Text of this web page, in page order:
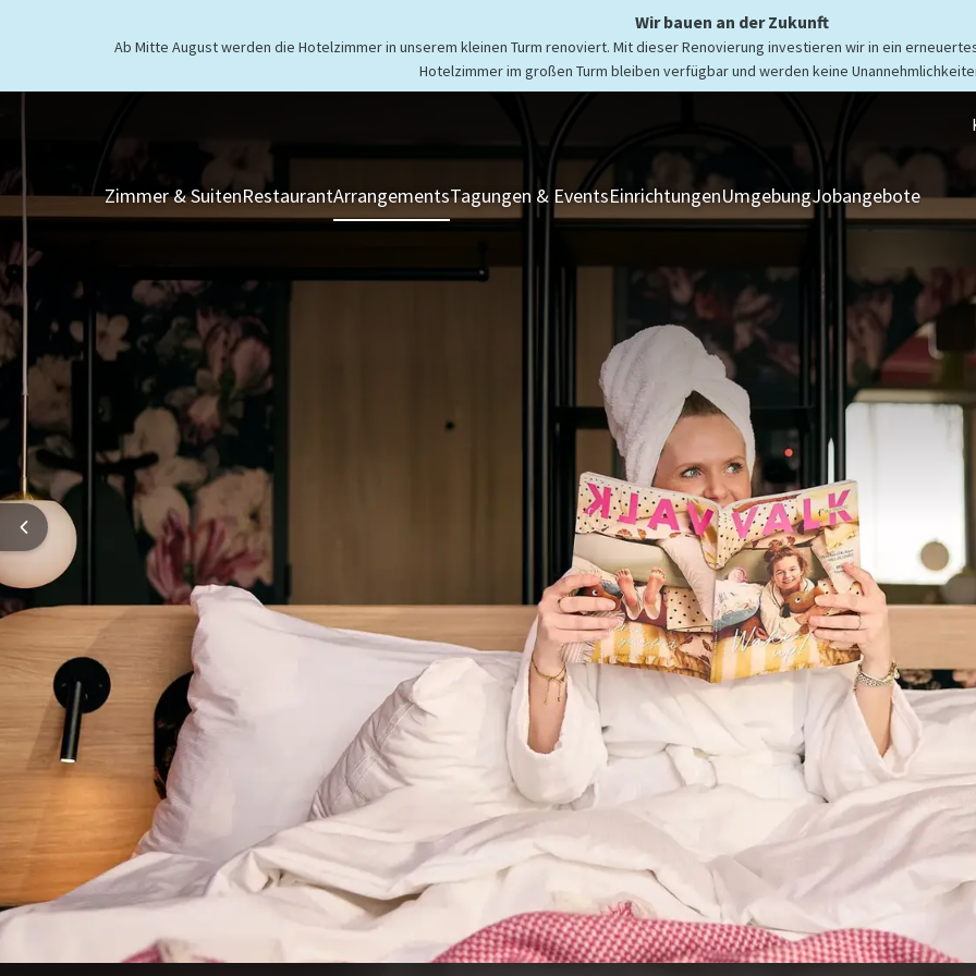
Wir bauen an der Zukunft
Ab Mitte August werden die Hotelzimmer in unserem kleinen Turm renoviert. Mit dieser Renovierung investieren wir in ein
Hotelzimmer im großen Turm bleiben verfügbar und werden keine
Zimmer & SuitenRestaurantArrangementsTagungen & EventsEinrichtungenUmgebungJobangebote